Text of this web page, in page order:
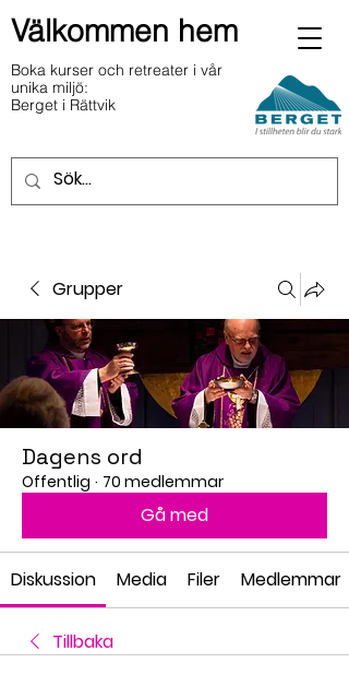
Välkommen hem
Boka kurser och retreater i vår
unika miljö:
Berget i Rättvik
Grupper
Dagens ord
Offentlig · 70 medlemmar
Gå med
Diskussion Media Filer Medlemmar
Tillbaka